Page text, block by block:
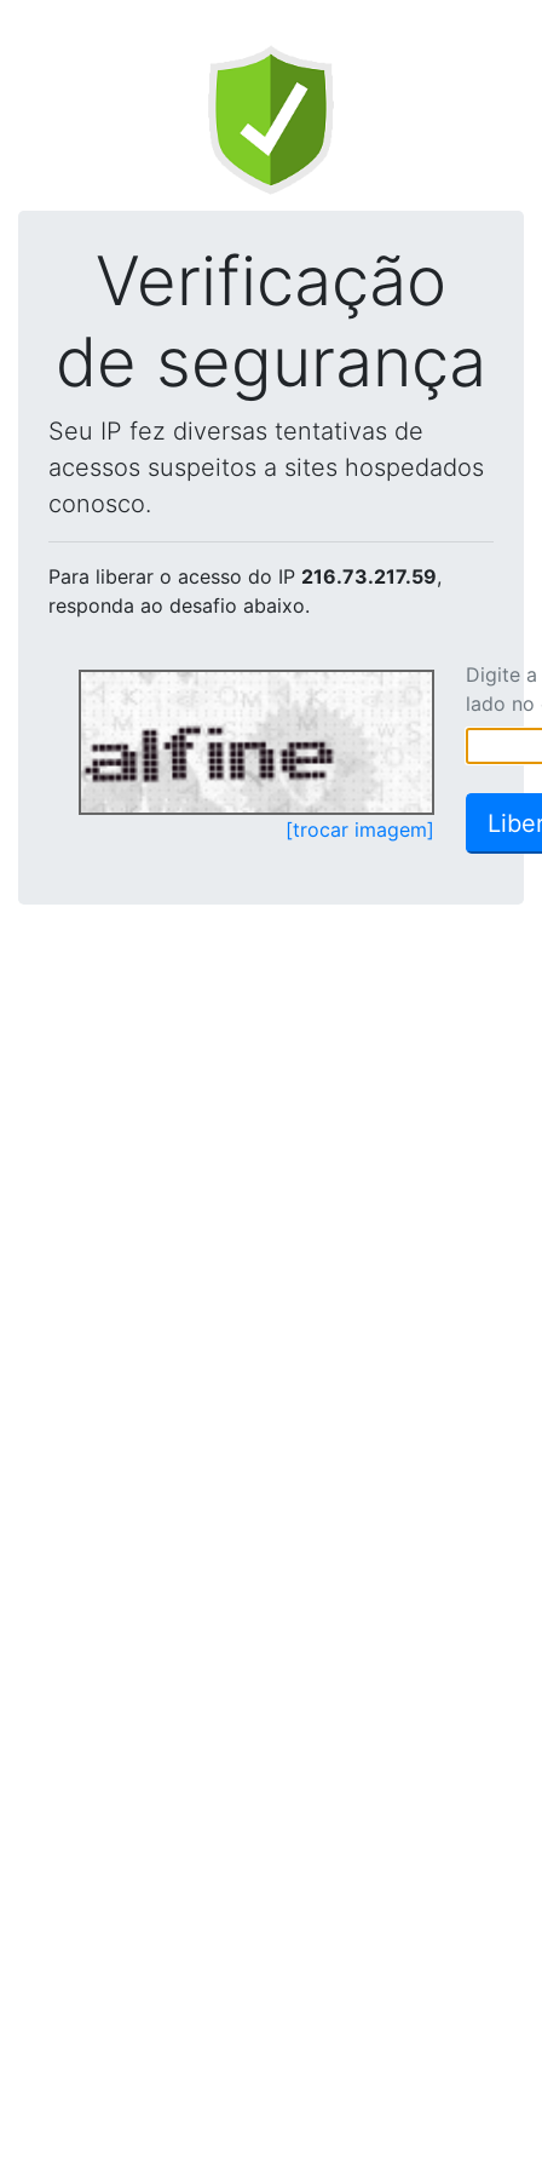
Verificação
de segurança
Seu IP fez diversas tentativas de
acessos suspeitos a sites hospedados
conosco.
Para liberar o acesso do IP 216.73.217.59,
responda ao desafio abaixo.
[trocar imagem]
Digite
lado no